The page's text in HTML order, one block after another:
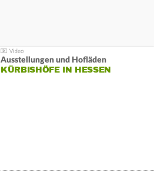
Ausstellungen und Hofläden
KÜRBISHÖFE IN HESSEN